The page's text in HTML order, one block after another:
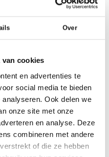
Over
van cookies
en advertenties te
social media te bieden
Ook delen we
onze site met onze
en analyse. Deze
combineren met andere
of die ze hebben
van de games die u wilt spelen,
inch (39,6 cm)
x 1080 (Full HD)
Ja (eenvoudig 360° draaien
tablet)